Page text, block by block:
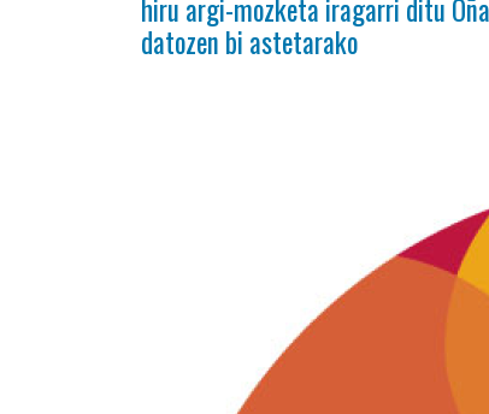
hiru argi-mozketa iragarri ditu
datozen bi astetarako